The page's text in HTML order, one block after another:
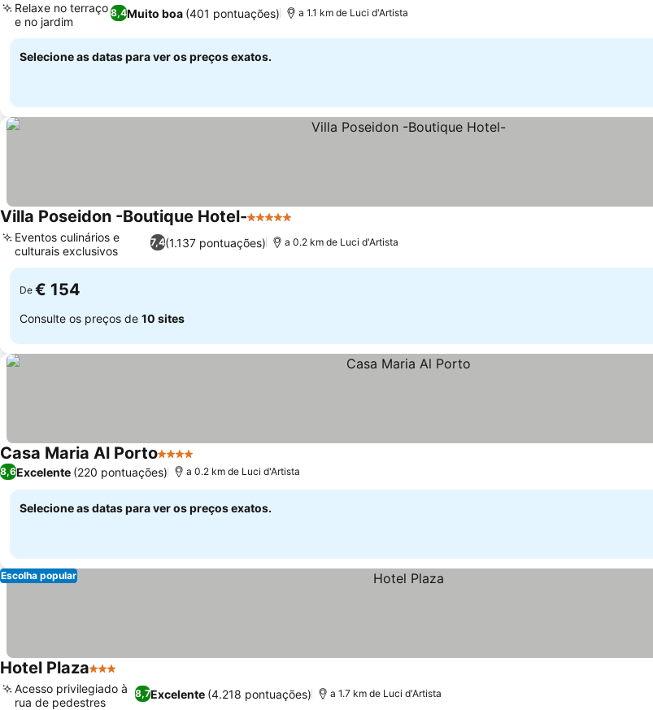
8,4Muito boa (401 pontuações)
Relaxe no terraço
e no jardim
a 1.1 km de Luci d'Artista
Selecione as datas para ver os preços exatos.
Villa Poseidon -Boutique Hotel-5 Estrelas
7,4(1.137 pontuações)
Eventos culinários e
culturais exclusivos
a 0.2 km de Luci d'Artista
De € 154
Consulte os preços de 10 sites
Casa Maria Al Porto4 Estrelas
8,6Excelente (220 pontuações) a 0.2 km de Luci d'Artista
Selecione as datas para ver os preços exatos.
Escolha popular
Hotel Plaza3 Estrelas
8,7Excelente (4.218 pontuações)
Acesso privilegiado à
rua de pedestres
a 1.7 km de Luci d'Artista